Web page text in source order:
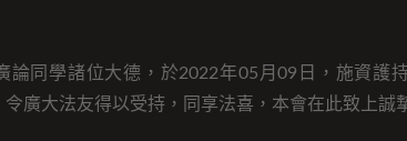
論同學諸位大德，於2022年05月09日，施資護
令廣大法友得以受持，同享法喜，本會在此致上誠